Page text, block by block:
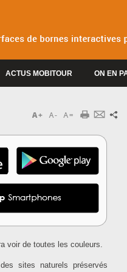
ACTUS MOBITOUR ON EN
voir de toutes les couleurs.
sites naturels préservés